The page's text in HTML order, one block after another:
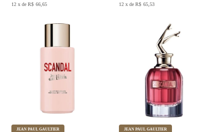
12 x de R$ 66,65 12 x de R$ 65,53
JEAN PAUL GAULTIER JEAN PAUL GAULTIER